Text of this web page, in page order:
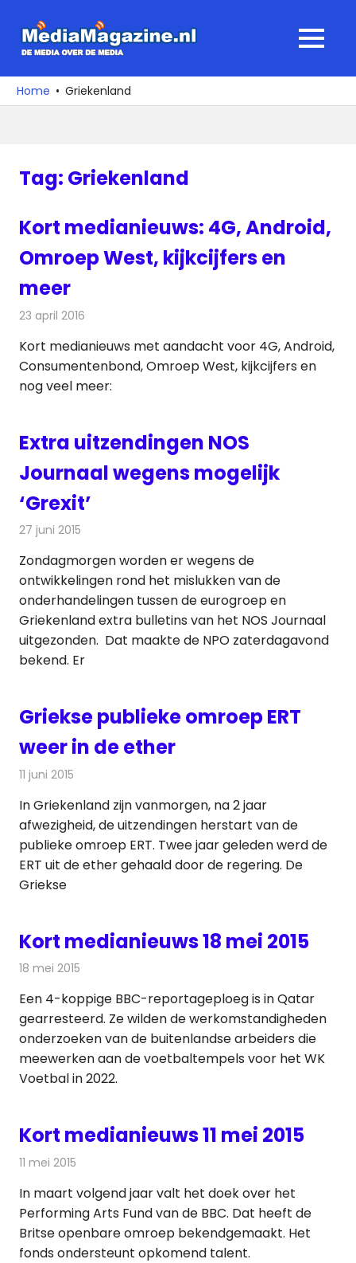
naar
media
over
MENU
Home Griekenland
Tag: Griekenland
Kort medianieuws: 4G, Android,
Omroep West, kijkcijfers en
meer
23 april 2016
Kort medianieuws met aandacht voor 4G, Android,
Consumentenbond, Omroep West, kijkcijfers en
nog veel meer:
Extra uitzendingen NOS
Journaal wegens mogelijk
‘Grexit’
27 juni 2015
Zondagmorgen worden er wegens de
ontwikkelingen rond het mislukken van de
onderhandelingen tussen de eurogroep en
Griekenland extra bulletins van het NOS Journaal
uitgezonden. Dat maakte de NPO zaterdagavond
bekend. Er
Griekse publieke omroep ERT
weer in de ether
11 juni 2015
In Griekenland zijn vanmorgen, na 2 jaar
afwezigheid, de uitzendingen herstart van de
publieke omroep ERT. Twee jaar geleden werd de
ERT uit de ether gehaald door de regering. De
Griekse
Kort medianieuws 18 mei 2015
18 mei 2015
Een 4-koppige BBC-reportageploeg is in Qatar
gearresteerd. Ze wilden de werkomstandigheden
onderzoeken van de buitenlandse arbeiders die
meewerken aan de voetbaltempels voor het WK
Voetbal in 2022.
Kort medianieuws 11 mei 2015
11 mei 2015
In maart volgend jaar valt het doek over het
Performing Arts Fund van de BBC. Dat heeft de
Britse openbare omroep bekendgemaakt. Het
fonds ondersteunt opkomend talent.